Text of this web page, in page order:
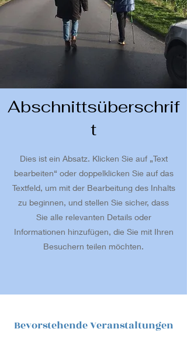
Abschnittsüberschrif
t
Dies ist ein Absatz. Klicken Sie auf „Text
bearbeiten“ oder doppelklicken Sie auf das
Textfeld, um mit der Bearbeitung des Inhalts
zu beginnen, und stellen Sie sicher, dass
Sie alle relevanten Details oder
Informationen hinzufügen, die Sie mit Ihren
Besuchern teilen möchten.
Bevorstehende Veranstaltungen